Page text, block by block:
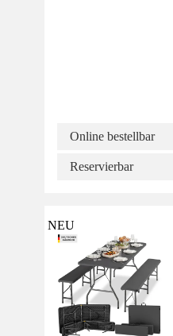
Online bestellbar
Reservierbar
NEU